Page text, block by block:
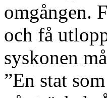
omgången.
och få
syskonen
”En stat